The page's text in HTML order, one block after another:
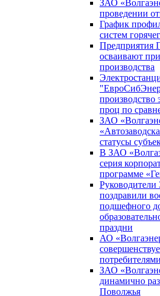
ЗАО
проведении
График
систем
Предприятия
осваивают
производства
производство
проц по
ЗАО
статусы
В ЗАО
серия
программе
поздравили
подшефного
праздни
АО
потребителями
ЗАО
динамично
Поволжья